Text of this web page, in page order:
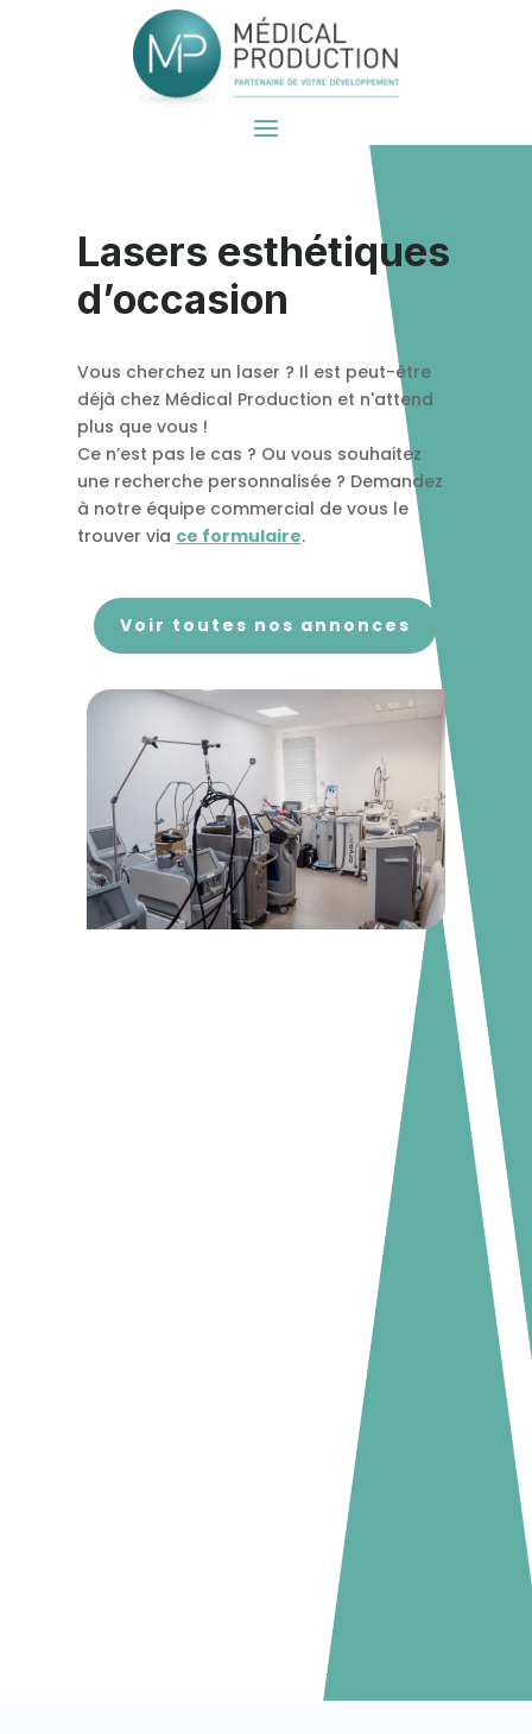
Lasers esthétiques
d’occasion
Vous cherchez un laser ? Il est peut-être
déjà chez Médical Production et n'attend
plus que vous !
Ce n’est pas le cas ? Ou vous souhaitez
une recherche personnalisée ? Demandez
à notre équipe commercial de vous le
trouver via ce formulaire.
Voir toutes nos annonces